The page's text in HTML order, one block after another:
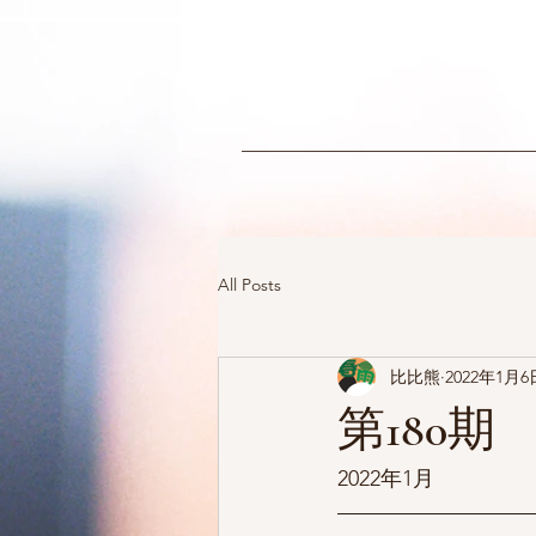
All Posts
第180期
比比熊 2022年1月6
2022年1月